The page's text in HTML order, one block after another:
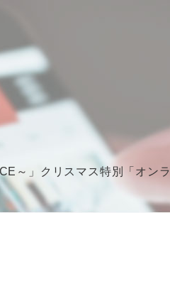
」クリスマス特別「オンラ